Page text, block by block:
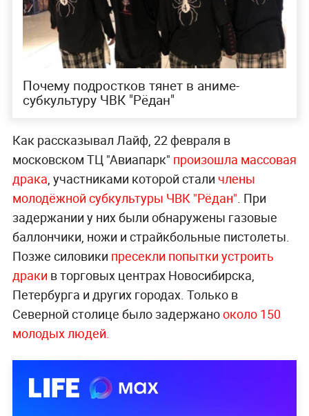
Почему подростков тянет в аниме-
субкультуру ЧВК "Рёдан"
Как рассказывал Лайф, 22 февраля в
московском ТЦ "Авиапарк" произошла массовая
драка , участниками которой стали члены
молодёжной субкультуры ЧВК "Рёдан" . При
задержании у них были обнаружены газовые
баллончики, ножи и страйкбольные пистолеты.
Позже силовики пресекли попытки устроить
драки в торговых центрах Новосибирска,
Петербурга и других городах. Только в
Северной столице было задержанооколо 150
молодых людей.